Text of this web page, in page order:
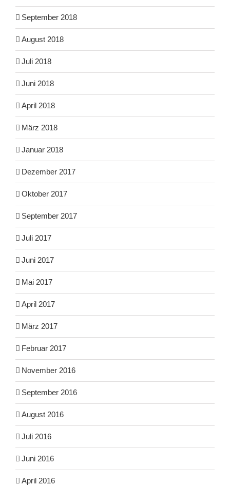
September 2018
August 2018
Juli 2018
Juni 2018
April 2018
März 2018
Januar 2018
Dezember 2017
Oktober 2017
September 2017
Juli 2017
Juni 2017
Mai 2017
April 2017
März 2017
Februar 2017
November 2016
September 2016
August 2016
Juli 2016
Juni 2016
April 2016